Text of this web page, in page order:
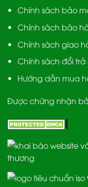
Chính sách bảo
Chính sách bảo
Chính sách giao
Chính sách đổi
Hướng dẫn mua
Được chứng nhận